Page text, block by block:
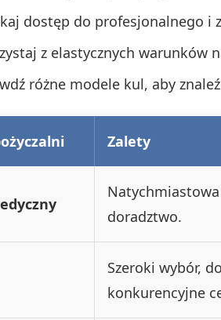
dostęp do profesjonalnego i
z elastycznych warunków
różne modele kul, aby
Zalety
doradztwo.
Szeroki wybór,
konkurencyjne